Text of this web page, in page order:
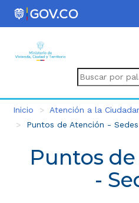
Inicio
Atención a la
Puntos de Atención - Sedes
Puntos
-